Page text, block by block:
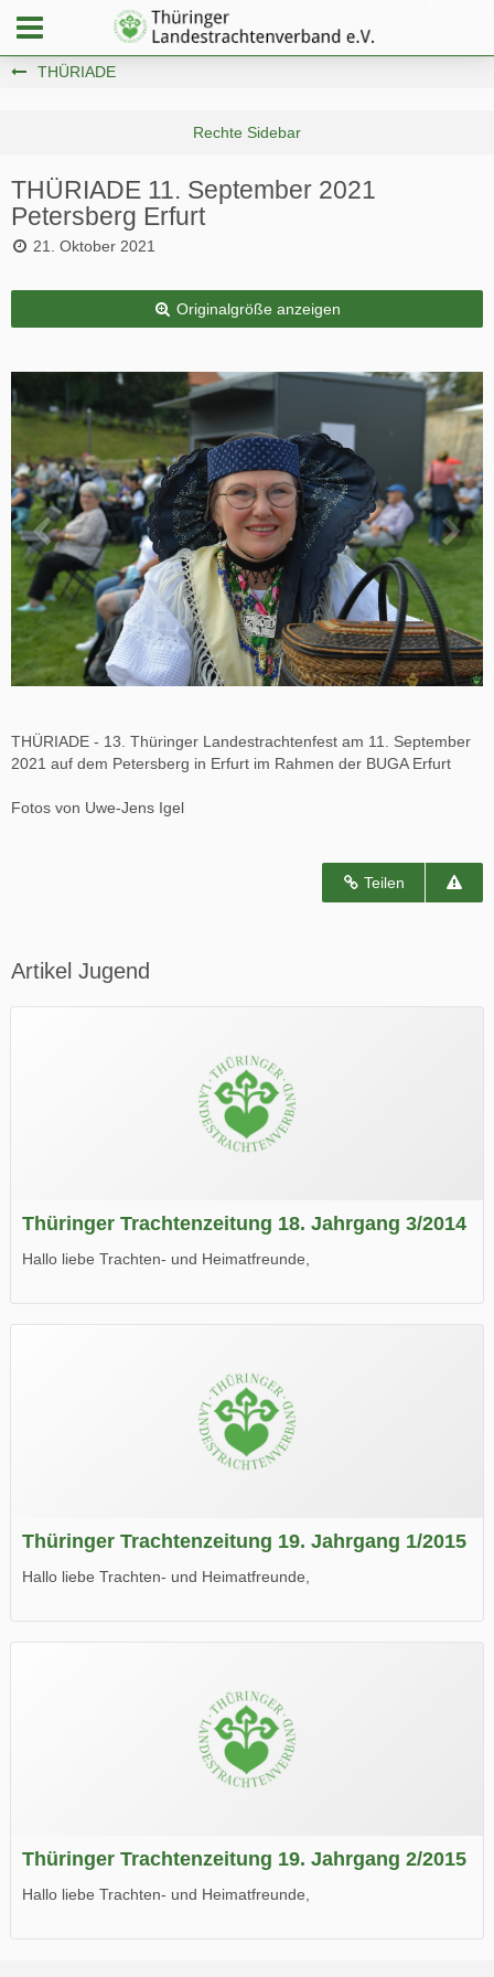
THÜRIADE
THÜRIADE 11. September 2021
Petersberg Erfurt
21. Oktober 2021
Originalgröße anzeigen
THÜRIADE - 13. Thüringer Landestrachtenfest am 11. September
2021 auf dem Petersberg in Erfurt im Rahmen der BUGA Erfurt
Fotos von Uwe-Jens Igel
Teilen
Artikel Jugend
Thüringer Trachtenzeitung 18. Jahrgang 3/2014
Hallo liebe Trachten- und Heimatfreunde,
Wir wünschen Euch viel Spaß beim Lesen.
Thüringer Trachtenzeitung 19. Jahrgang 1/2015
Hallo liebe Trachten- und Heimatfreunde,
Wir wünschen Euch viel Spaß beim Lesen.
Thüringer Trachtenzeitung 19. Jahrgang 2/2015
Hallo liebe Trachten- und Heimatfreunde,